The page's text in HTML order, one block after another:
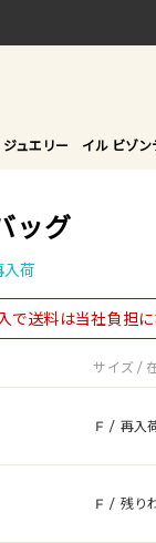
ュエリー イル ビゾ
ッグ
入荷
で送料は当社負担
サイズ /
F / 再入
F / 残り